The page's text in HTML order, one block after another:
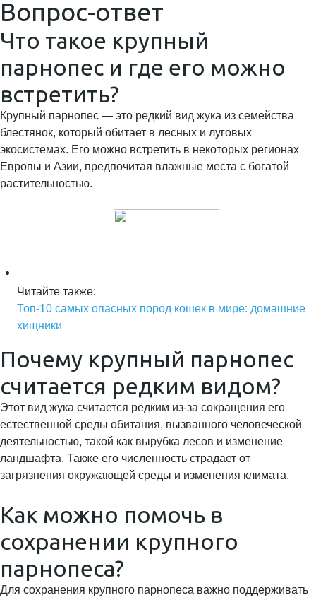
Вопрос-ответ
Что такое крупный
парнопес и где его можно
встретить?
Крупный парнопес — это редкий вид жука из семейства
блестянок, который обитает в лесных и луговых
экосистемах. Его можно встретить в некоторых регионах
Европы и Азии, предпочитая влажные места с богатой
растительностью.
Читайте также:
Топ-10 самых опасных пород кошек в мире: домашние
хищники
Почему крупный парнопес
считается редким видом?
Этот вид жука считается редким из-за сокращения его
естественной среды обитания, вызванного человеческой
деятельностью, такой как вырубка лесов и изменение
ландшафта. Также его численность страдает от
загрязнения окружающей среды и изменения климата.
Как можно помочь в
сохранении крупного
парнопеса?
Для сохранения крупного парнопеса важно поддерживать